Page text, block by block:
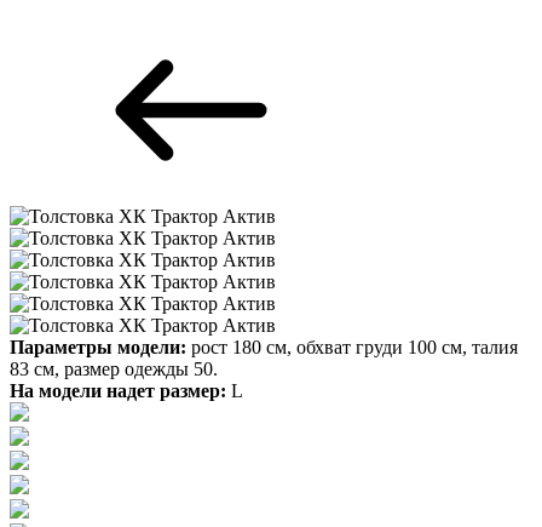
Параметры модели: рост 180 см, обхват груди 100 см, талия
83 см, размер одежды 50.
На модели надет размер: L